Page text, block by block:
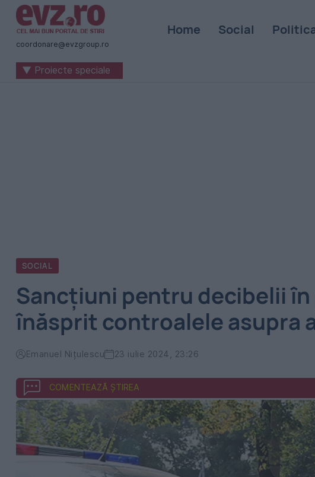
Știri
naționale
internaționale
coordonare@evzgroup.ro
Home Social
▼ Proiecte speciale
SOCIAL
Sancțiuni pentru decibelii
înăsprit controalele asupra
Emanuel Nițulescu 23 iulie 2024, 23:26
COMENTEAZĂ ȘTIREA